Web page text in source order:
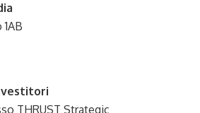
THRUST Strategic